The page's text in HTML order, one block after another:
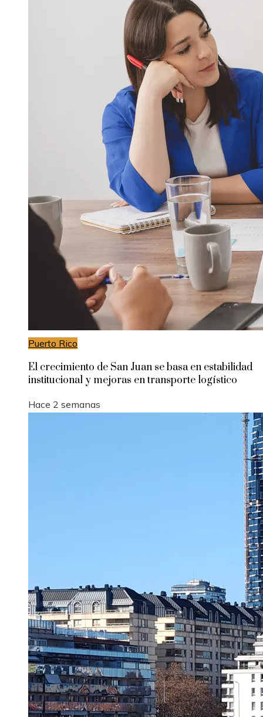
Puerto Rico
El crecimiento de San Juan se basa en estabilidad
institucional y mejoras en transporte logístico
Hace 2 semanas